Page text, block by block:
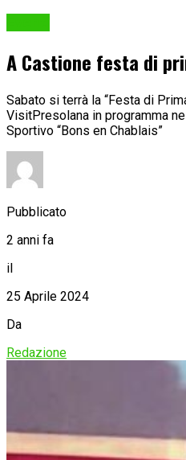
A Castione festa di
Sabato si terrà la “Festa di
VisitPresolana in programma
Sportivo “Bons en Chablais”
Pubblicato
2 anni fa
il
25 Aprile 2024
Da
Redazione